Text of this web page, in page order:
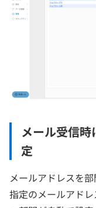
メール受信
定
メールアドレスを
指定のメールアド